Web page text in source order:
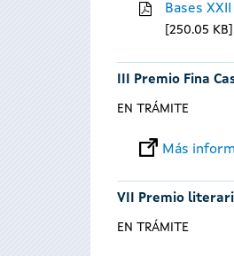
Bases
250.05 KB
III Premio Fina
EN TRÁMITE
Más
VII Premio
EN TRÁMITE